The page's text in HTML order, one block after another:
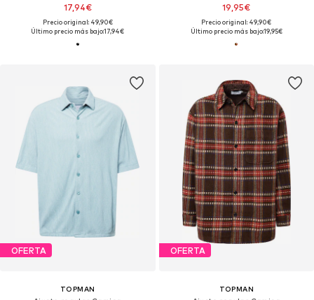
17,94€
Precio original: 49,90€
Último precio más bajo:17,94€
19,95€
Precio original: 49,90€
Último precio más bajo:19,95€
OFERTA
TOPMAN
OFERTA
TOPMAN